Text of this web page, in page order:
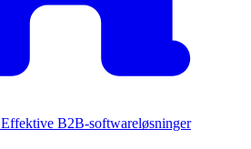
Effektive B2B-softwareløsninger